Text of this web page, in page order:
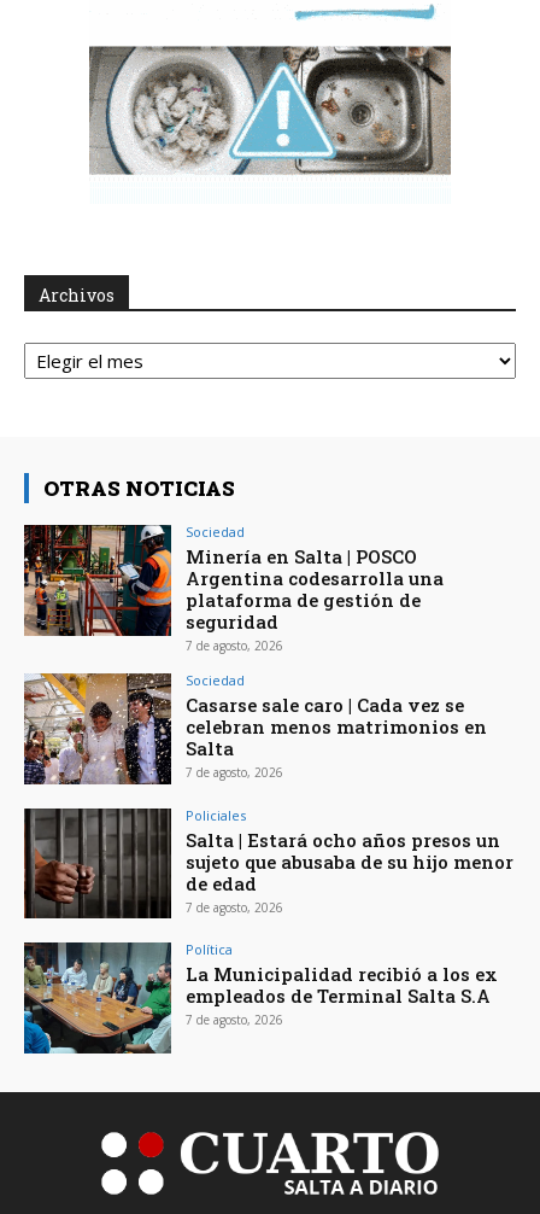
Archivos
Archivos
OTRAS NOTICIAS
Sociedad
Minería en Salta | POSCO
Argentina codesarrolla una
plataforma de gestión de
seguridad
7 de agosto, 2026
Sociedad
Casarse sale caro | Cada vez se
celebran menos matrimonios en
Salta
7 de agosto, 2026
Policiales
Salta | Estará ocho años presos un
sujeto que abusaba de su hijo menor
de edad
7 de agosto, 2026
Política
La Municipalidad recibió a los ex
empleados de Terminal Salta S.A
7 de agosto, 2026